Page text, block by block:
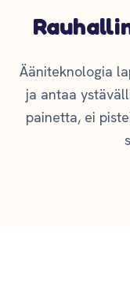
Ääniteknologia
ja antaa
painetta, ei